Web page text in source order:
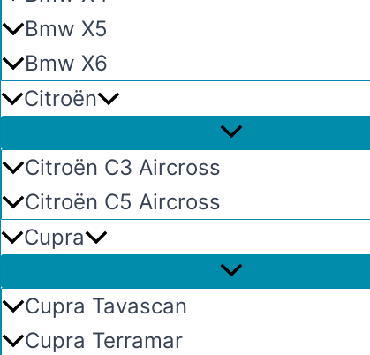
Bmw X5
Bmw X6
Citroën
Citroën C3 Aircross
Citroën C5 Aircross
Cupra
Cupra Tavascan
Cupra Terramar